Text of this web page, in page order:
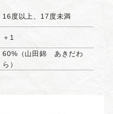
16度以上、17度未満
＋1
60%（山田錦 あきだわ
ら）